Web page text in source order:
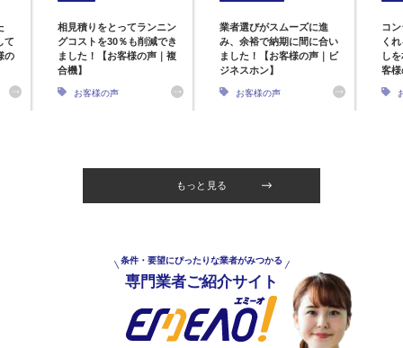
て
の
相見積りをとってランニン
グコストを30％も削減でき
ました！【お客様の声｜複
合機】
お客様の声
業者選びがスムーズに進
み、余裕で納期に間に合い
ました！【お客様の声｜ビ
ジネスホン】
お客様の声
コ
く
し
客
もっと見る
条件・要望にぴったりな業者がみつかる
専門業者ご紹介サイト